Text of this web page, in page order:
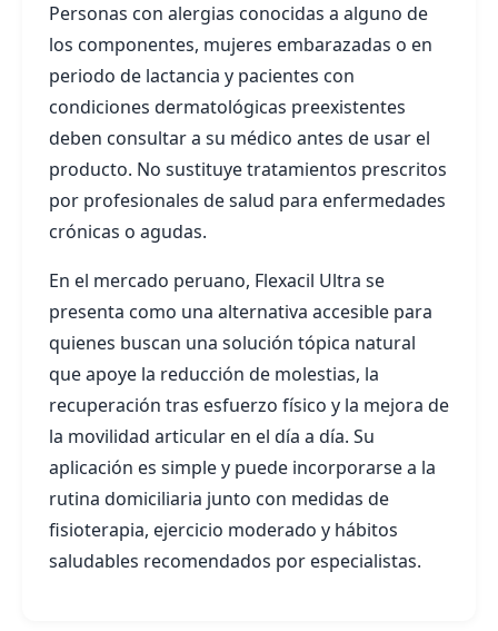
Personas con alergias conocidas a alguno de
los componentes, mujeres embarazadas o en
periodo de lactancia y pacientes con
condiciones dermatológicas preexistentes
deben consultar a su médico antes de usar el
producto. No sustituye tratamientos prescritos
por profesionales de salud para enfermedades
crónicas o agudas.
En el mercado peruano, Flexacil Ultra se
presenta como una alternativa accesible para
quienes buscan una solución tópica natural
que apoye la reducción de molestias, la
recuperación tras esfuerzo físico y la mejora de
la movilidad articular en el día a día. Su
aplicación es simple y puede incorporarse a la
rutina domiciliaria junto con medidas de
fisioterapia, ejercicio moderado y hábitos
saludables recomendados por especialistas.